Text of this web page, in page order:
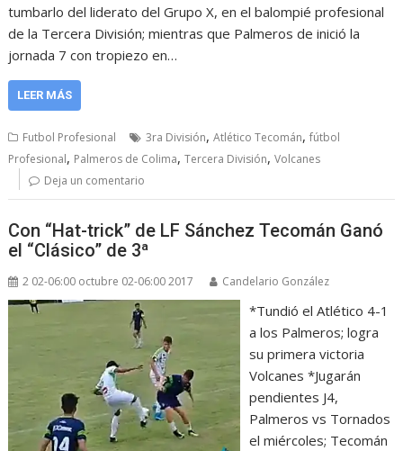
tumbarlo del liderato del Grupo X, en el balompié profesional
de la Tercera División; mientras que Palmeros de inició la
jornada 7 con tropiezo en…
LEER MÁS
Futbol Profesional 3ra División,Atlético Tecomán,fútbol
Profesional, Palmeros de Colima,Tercera División,Volcanes
Deja un comentario
Con “Hat-trick” de LF Sánchez Tecomán Ganó
el “Clásico” de 3ª
2 02-06:00 octubre 02-06:00 2017 Candelario González
*Tundió el Atlético 4-1
a los Palmeros; logra
su primera victoria
Volcanes *Jugarán
pendientes J4,
Palmeros vs Tornados
el miércoles; Tecomán